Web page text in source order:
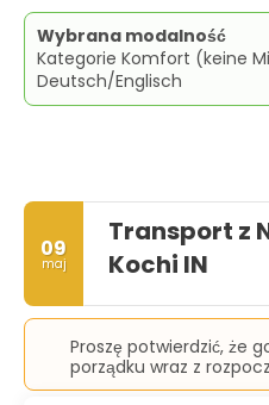
Wybrana modalność
Kategorie Komfort (keine
Deutsch/Englisch
09
maj
Transport z
Kochi IN
Proszę potwierdzić, że
porządku wraz z